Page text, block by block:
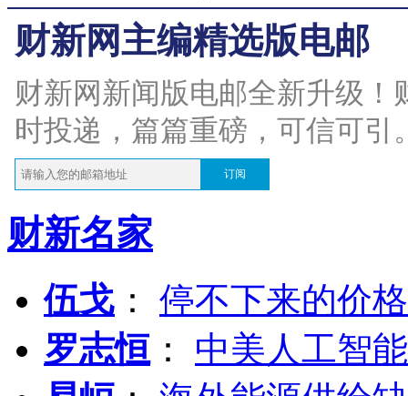
财新网主编精选版电邮
财新网新闻版电邮全新升级
时投递，篇篇重磅，可信可引
订阅
财新名家
伍戈 ： 停不下来的价
罗志恒 ： 中美人工智